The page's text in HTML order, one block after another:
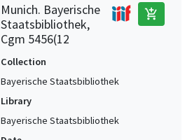
Munich. Bayerische
Staatsbibliothek,
Cgm 5456(12
add_shopping_cart
Collection
Bayerische Staatsbibliothek
Library
Bayerische Staatsbibliothek